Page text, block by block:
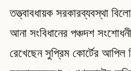
তত্ত্বাবধায়ক সরকারব্যবস্থা
আনা সংবিধানের পঞ্চদশ
রেখেছেন সুপ্রিম কোর্টের আপিল